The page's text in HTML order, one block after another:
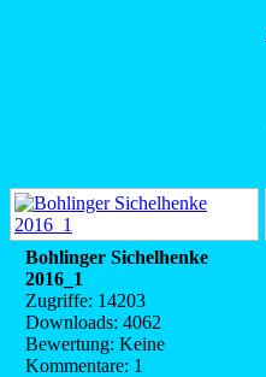
Bohlinger Sichelhenke
2016_1
Zugriffe: 14203
Downloads: 4062
Bewertung: Keine
Kommentare: 1